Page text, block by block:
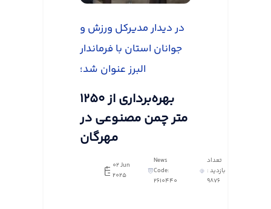
در دیدار مدیرکل ورزش و
جوانان استان با فرماندار
البرز عنوان شد؛
بهره‌برداری از ۱۲۵۰
متر چمن مصنوعی در
مهرگان
02 Jun
2025
News
Code:
2610440
تعداد
بازدید :
9876